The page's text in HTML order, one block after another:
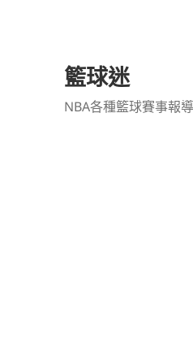
籃球迷
NBA各種籃球賽事報導